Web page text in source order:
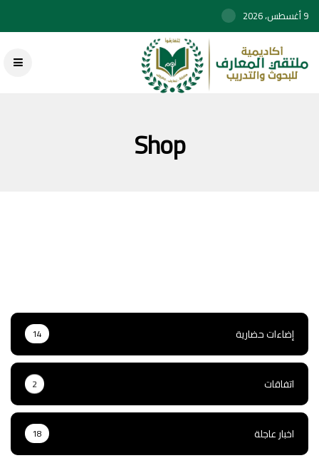
9 أغسطس، 2026
Shop
إضاءات حضارية 14
اتفاقات 2
اخبار عاجلة 18